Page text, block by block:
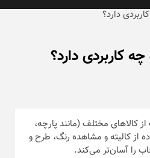
دارد؟
کاربردی دارد؟
کالاهای مختلف (مانند پارچه،
از کالیته و مشاهده رنگ، طرح و
را آسان‌تر می‌کند.